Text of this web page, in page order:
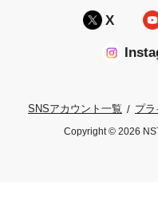
X
SNSアカウント一覧 プ
Copyright © 2026